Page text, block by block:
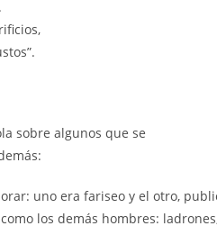
sobre algunos que se
uno era fariseo y el otro,
los demás hombres: